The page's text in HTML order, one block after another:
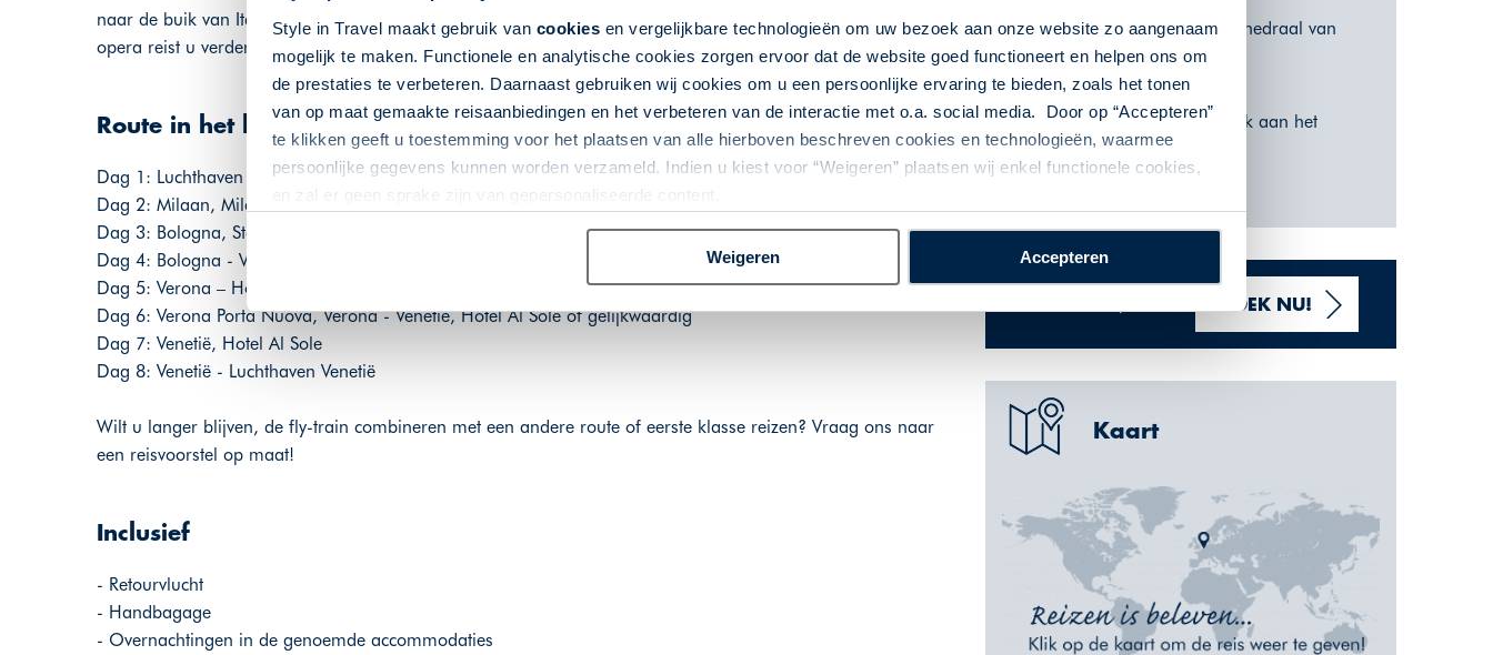
Style in Travel maakt gebruik van cookies en vergelijkbare technologieën om uw bezoek aan onze website zo aangenaam
mogelijk te maken. Functionele en analytische cookies zorgen ervoor dat de website goed functioneert en helpen ons om
de prestaties te verbeteren. Daarnaast gebruiken wij cookies om u een persoonlijke ervaring te bieden, zoals het tonen
van op maat gemaakte reisaanbiedingen en het verbeteren van de interactie met o.a. social media. Door op “Accepteren”
te klikken geeft u toestemming voor het plaatsen van alle hierboven beschreven cookies en technologieën, waarmee
persoonlijke gegevens kunnen worden verzameld. Indien u kiest voor “Weigeren” plaatsen wij enkel functionele cookies,
en zal er geen sprake zijn van gepersonaliseerde content.
Weigeren Accepteren
naar de buik van Italië waar u culinair kunt genieten in Bologna. Via Verona, de stad van de liefde en de
opera reist u verder naar Venetië.
Route in het kort
Dag 1: Luchthaven Milaan - Milaan, Worldhotel Casati of gelijkwaardig
Dag 2: Milaan, Milano Centrale Centrale - Bologna, Starhotels Excelsior of gelijkwaardig
Dag 3: Bologna, Starhotels Excelsior
Dag 4: Bologna - Verona Porta Nuova, Verona – Hotel Indigo Verona of gelijkwaardig
Dag 5: Verona – Hotel Indigo Verona
Dag 6: Verona Porta Nuova, Verona - Venetië, Hotel Al Sole of gelijkwaardig
Dag 7: Venetië, Hotel Al Sole
Dag 8: Venetië - Luchthaven Venetië
Wilt u langer blijven, de fly-train combineren met een andere route of eerste klasse reizen? Vraag ons naar
een reisvoorstel op maat!
Inclusief
- Retourvlucht
- Handbagage
- Overnachtingen in de genoemde accommodaties
Entree ticket voor de kathedraal van
Milaan
Foodtour in Bologna
Entreebewijs voor bezoek aan het
Romeinse Amfitheater
Stadswandeling Venetië
BOEK NU!
Kaart